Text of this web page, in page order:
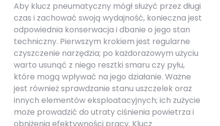
Aby klucz pneumatyczny mógł służyć przez długi
czas i zachować swoją wydajność, konieczna jest
odpowiednia konserwacja i dbanie o jego stan
techniczny. Pierwszym krokiem jest regularne
czyszczenie narzędzia; po każdorazowym użyciu
warto usunąć z niego resztki smaru czy pyłu,
które mogą wpływać na jego działanie. Ważne
jest również sprawdzanie stanu uszczelek oraz
innych elementów eksploatacyjnych; ich zużycie
może prowadzić do utraty ciśnienia powietrza i